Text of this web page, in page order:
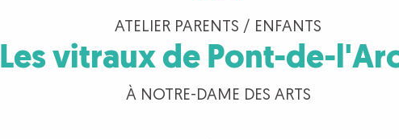
ATELIER PARENTS / ENFANTS
Les vitraux de Pont-de-
À NOTRE-DAME DES ARTS